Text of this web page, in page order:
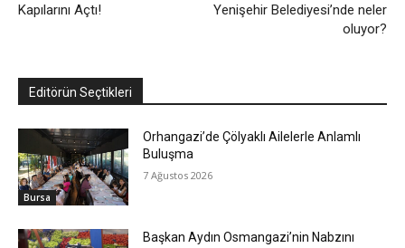
Kapılarını Açtı!
Yenişehir Belediyesi’nde neler
oluyor?
Editörün Seçtikleri
Bursa
Orhangazi’de Çölyaklı Ailelerle Anlamlı
Buluşma
7 Ağustos 2026
Başkan Aydın Osmangazi’nin Nabzını